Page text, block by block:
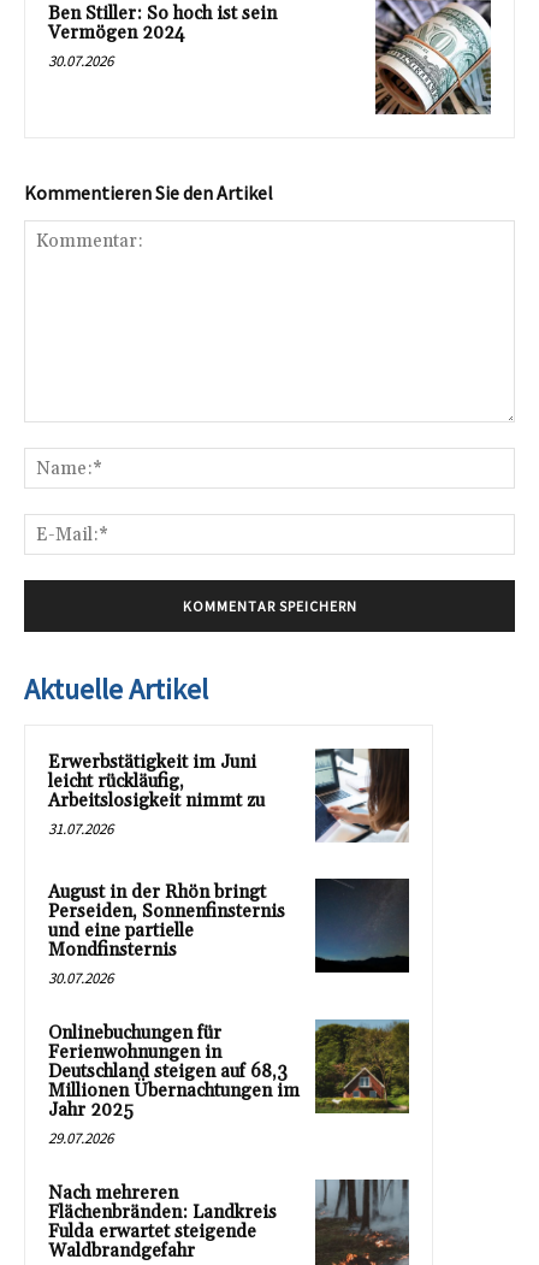
Ben Stiller: So hoch ist sein
Vermögen 2024
30.07.2026
Kommentieren Sie den Artikel
Aktuelle Artikel
Erwerbstätigkeit im Juni
leicht rückläufig,
Arbeitslosigkeit nimmt zu
31.07.2026
August in der Rhön bringt
Perseiden, Sonnenfinsternis
und eine partielle
Mondfinsternis
30.07.2026
Onlinebuchungen für
Ferienwohnungen in
Deutschland steigen auf 68,3
Millionen Übernachtungen im
Jahr 2025
29.07.2026
Nach mehreren
Flächenbränden: Landkreis
Fulda erwartet steigende
Waldbrandgefahr